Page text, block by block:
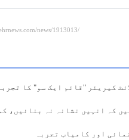
کیریئر "قائم ایک سو" کا
کہ انہیں نشانہ نہ بنائیں،